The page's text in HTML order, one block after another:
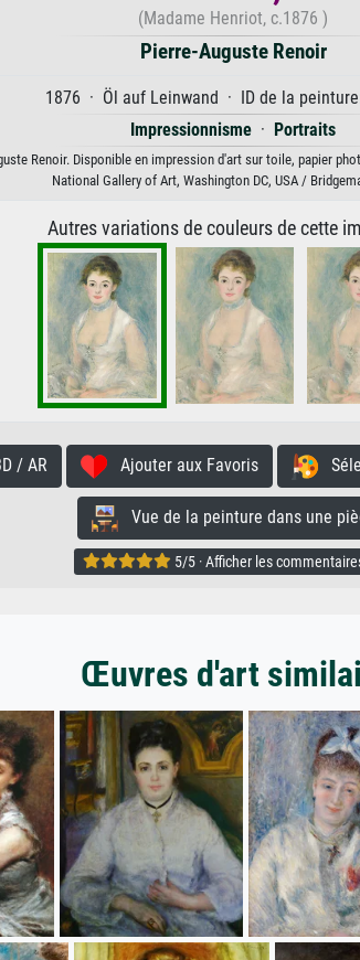
(Madame Henriot, c.1876 )
Pierre-Auguste Renoir
1876 · Öl auf Leinwand · ID de la
Impressionnisme · Portraits
Renoir. Disponible en impression d'art sur toile, papier
National Gallery of Art, Washington DC, USA /
Autres variations de couleurs de cette
/ AR Ajouter aux Favoris
Vue de la peinture dans une
5/5 · Afficher les
Œuvres d'art